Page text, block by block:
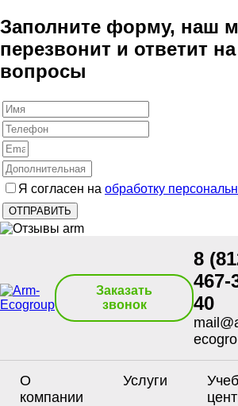
Заполните форму, наш
перезвонит и ответит
вопросы
Я согласен на обработку
Заказать
звонок
8
467-
40
О
компании
Услуги